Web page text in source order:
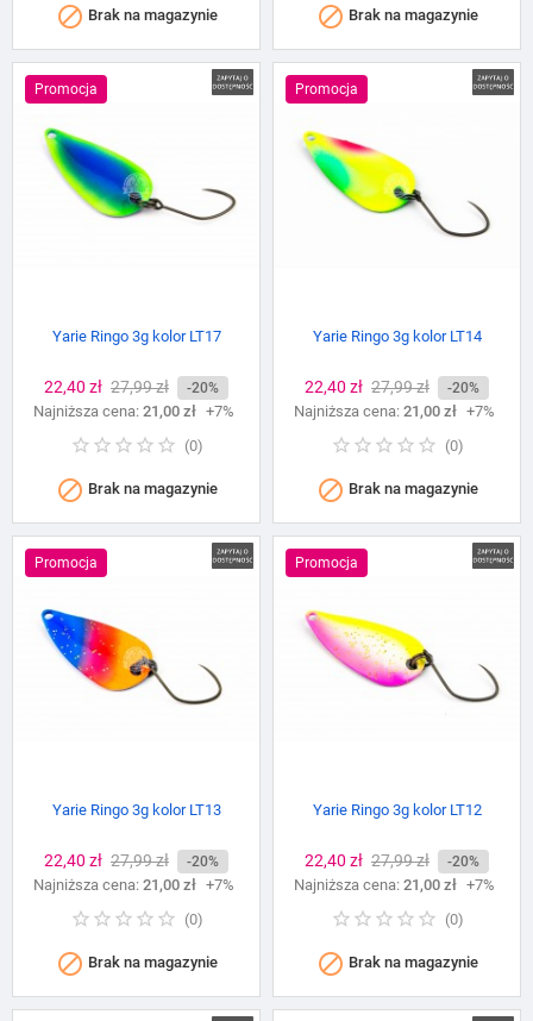
 Brak na magazynie  Brak na magazynie
Promocja
Yarie Ringo 3g kolor LT17
Cena
22,40 zł Cena
podstawowa
27,99 zł -20%
Najniższa cena: 21,00 zł +7%
(0)
 Brak na magazynie
Promocja
Yarie Ringo 3g kolor LT14
Cena
22,40 zł Cena
podstawowa
27,99 zł -20%
Najniższa cena: 21,00 zł +7%
(0)
 Brak na magazynie
Promocja
Yarie Ringo 3g kolor LT13
Cena
22,40 zł Cena
podstawowa
27,99 zł -20%
Najniższa cena: 21,00 zł +7%
(0)
 Brak na magazynie
Promocja
Yarie Ringo 3g kolor LT12
Cena
22,40 zł Cena
podstawowa
27,99 zł -20%
Najniższa cena: 21,00 zł +7%
(0)
 Brak na magazynie